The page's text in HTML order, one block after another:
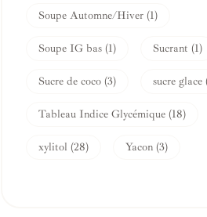
Soupe Automne/Hiver (1)
Soupe IG bas (1) Sucrant (1)
Sucre de coco (3) sucre glace
Tableau Indice Glycémique (18)
xylitol (28) Yacon (3)